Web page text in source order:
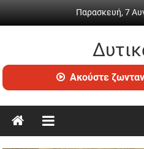
Παρασκευή, 7
Ραδιόφωνο
•
ενημέρωση
Ακούστε